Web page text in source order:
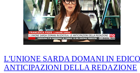
L'UNIONE SARDA DOMANI IN
ANTICIPAZIONI DELLA REDAZIONE